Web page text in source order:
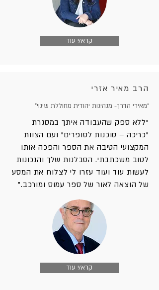
קרא/י עוד
הרב מאיר אזרי
"מאירי הדרך- מנהיגות יהודית מחוללת שינוי"
"ללא ספק שהעבודה איתך במסגרת
"כריכה – סוכנות לסופרים" ועם הצוות
המקצועי הטיבה את הספר והפכה אותו
לטוב משכתבתי. הסבלנות שלך והנכונות
לעשות עוד ועוד עזרו לי לצלוח את המסע
של הוצאה לאור של ספר עמוס ומורכב."
קרא/י עוד